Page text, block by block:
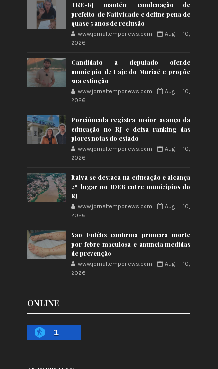
TRE-RJ mantém condenação de
prefeito de Natividade e define pena de
quase 5 anos de reclusão
www.jornaltemponews.com
Aug 10,
2026
Candidato a deputado ofende
município de Laje do Muriaé e propõe
sua extinção
www.jornaltemponews.com
Aug 10,
2026
Porciúncula registra maior avanço da
educação no RJ e deixa ranking das
piores notas do estado
www.jornaltemponews.com
Aug 10,
2026
Italva se destaca na educação e alcança
2º lugar no IDEB entre municípios do
RJ
www.jornaltemponews.com
Aug 10,
2026
São Fidélis confirma primeira morte
por febre maculosa e anuncia medidas
de prevenção
www.jornaltemponews.com
Aug 10,
2026
ONLINE
1